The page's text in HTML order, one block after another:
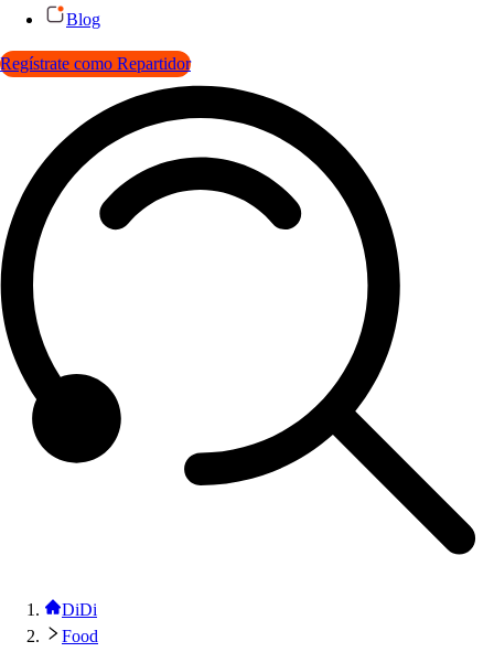
Blog
Regístrate como Repartidor
DiDi
Food